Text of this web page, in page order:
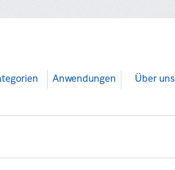
Anwendungen Über uns